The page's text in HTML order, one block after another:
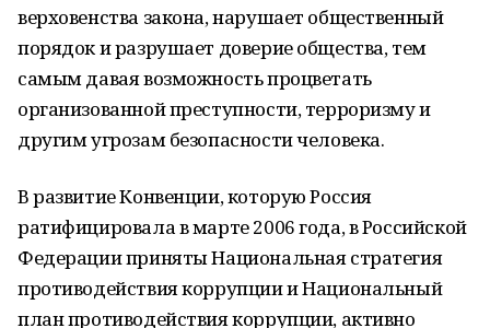
верховенства закона, нарушает общественный
порядок и разрушает доверие общества, тем
самым давая возможность процветать
организованной преступности, терроризму и
другим угрозам безопасности человека.
В развитие Конвенции, которую Россия
ратифицировала в марте 2006 года, в Российской
Федерации приняты Национальная стратегия
противодействия коррупции и Национальный
план противодействия коррупции, активно